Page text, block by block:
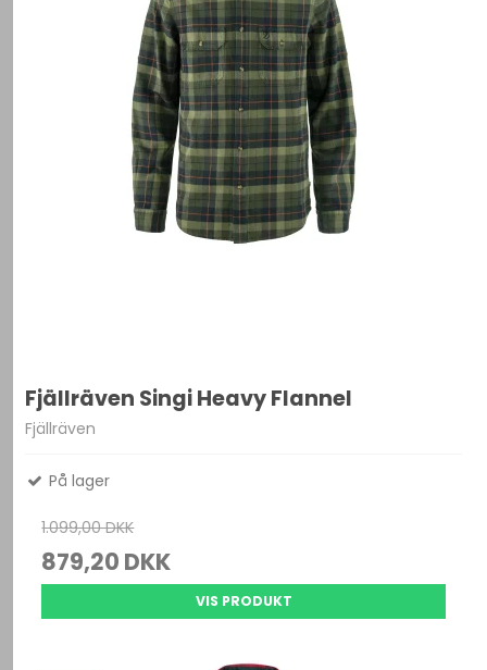
Fjällräven Singi Heavy Flannel
Fjällräven
På lager
1.099,00 DKK
879,20 DKK
VIS PRODUKT